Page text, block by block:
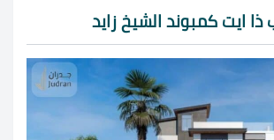
ايت كمبوند الشيخ زايد